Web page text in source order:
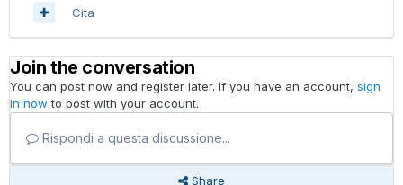
Cita
Join the conversation
You can post now and register later. If you have an account, sign
in now to post with your account.
Rispondi a questa discussione...
Share